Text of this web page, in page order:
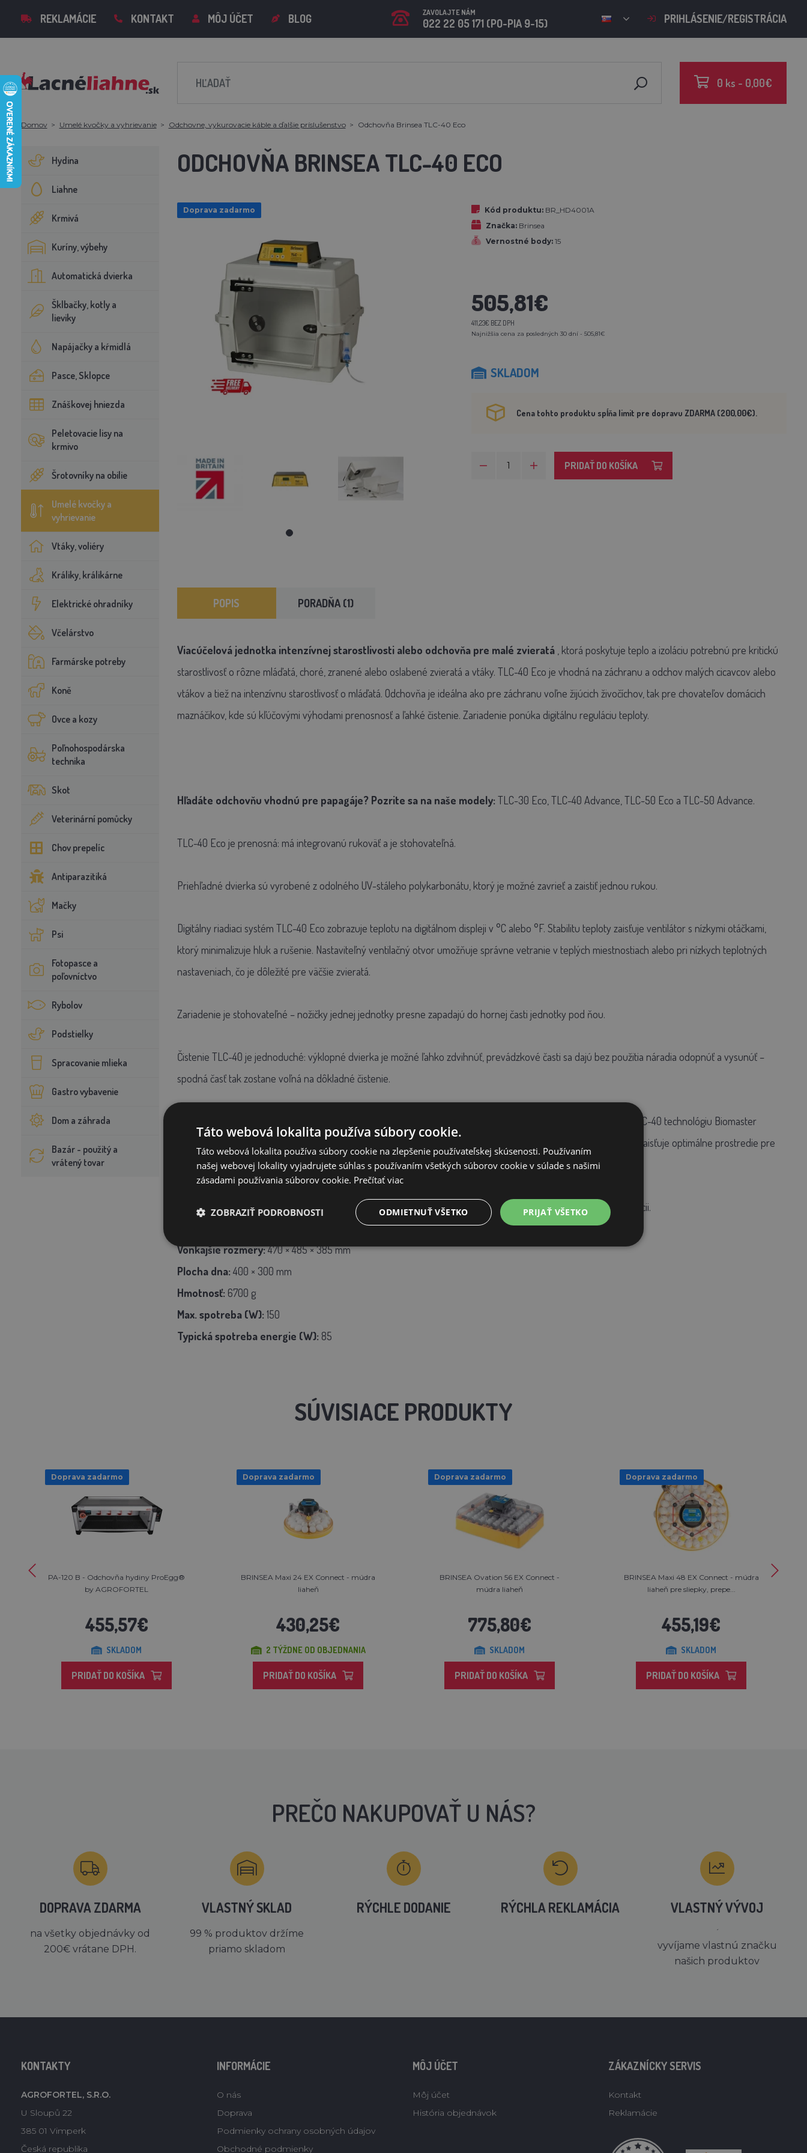
REKLAMÁCIE KONTAKT MÔJ ÚČET BLOG ZAVOLAJTE NÁM
022 22 05 171 (PO-PIA 9-15) PRIHLÁSENIE/REGISTRÁCIA
0 ks - 0,00€
Domov Umelé kvočky a vyhrievanie Odchovne, vykurovacie káble a ďalšie príslušenstvo Odchovňa Brinsea TLC-40 Eco
Hydina
Liahne
Krmivá
Kuríny, výbehy
Automatická dvierka
Šklbačky, kotly a
lieviky
Napájačky a kŕmidlá
Pasce, Sklopce
Znáškovej hniezda
Peletovacie lisy na
krmivo
Šrotovníky na obilie
Umelé kvočky a
vyhrievanie
Vtáky, voliéry
Králiky, králikárne
Elektrické ohradníky
Včelárstvo
Farmárske potreby
Koně
Ovce a kozy
Poľnohospodárska
technika
Skot
Veterinární pomůcky
Chov prepelíc
Antiparazitiká
Mačky
Psi
Fotopasce a
poľovníctvo
Rybolov
Podstielky
Spracovanie mlieka
Gastro vybavenie
Dom a záhrada
Bazár - použitý a
vrátený tovar
ODCHOVŇA BRINSEA TLC-40 ECO
Doprava zadarmo Kód produktu: BR_HD4001A
Značka: Brinsea
Vernostné body: 15
505,81€
411,23€ BEZ DPH
Najnižšia cena za posledných 30 dní - 505,81€
SKLADOM
Cena tohto produktu spĺňa limit pre dopravu ZDARMA (200,00€).
PRIDAŤ DO KOŠÍKA
POPIS PORADŇA (1)
Viacúčelová jednotka intenzívnej starostlivosti alebo odchovňa pre malé zvieratá , ktorá poskytuje teplo a izoláciu potrebnú pre kritickú
starostlivosť o rôzne mláďatá, choré, zranené alebo oslabené zvieratá a vtáky. TLC-40 Eco je vhodná na záchranu a odchov malých cicavcov alebo
vtákov a tiež na intenzívnu starostlivosť o mláďatá. Odchovňa je ideálna ako pre záchranu voľne žijúcich živočíchov, tak pre chovateľov domácich
maznáčikov, kde sú kľúčovými výhodami prenosnosť a ľahké čistenie. Zariadenie ponúka digitálnu reguláciu teploty.
Hľadáte odchovňu vhodnú pre papagáje? Pozrite sa na naše modely: TLC-30 Eco, TLC-40 Advance, TLC-50 Eco a TLC-50 Advance.
TLC-40 Eco je prenosná: má integrovanú rukoväť a je stohovateľná.
Priehľadné dvierka sú vyrobené z odolného UV-stáleho polykarbonátu, ktorý je možné zavrieť a zaistiť jednou rukou.
Digitálny riadiaci systém TLC-40 Eco zobrazuje teplotu na digitálnom displeji v °C alebo °F. Stabilitu teploty zaisťuje ventilátor s nízkymi otáčkami,
ktorý minimalizuje hluk a rušenie. Nastaviteľný ventilačný otvor umožňuje správne vetranie v teplých miestnostiach alebo pri nízkych teplotných
nastaveniach, čo je dôležité pre väčšie zvieratá.
Zariadenie je stohovateľné – nožičky jednej jednotky presne zapadajú do hornej časti jednotky pod ňou.
Čistenie TLC-40 je jednoduché: výklopné dvierka je možné ľahko zdvihnúť, prevádzkové časti sa dajú bez použitia náradia odopnúť a vysunúť –
spodná časť tak zostane voľná na dôkladné čistenie.
Ochrana antimikrobiálnymi prísadami Biomaster – za účelom zníženia rizika infekcie používa Brinsea pri výrobe TLC-40 technológiu Biomaster
Antimicrobial Protection. Biomaster je súčasťou samotného plastu a zabraňuje množeniu škodlivých baktérií, čím zaisťuje optimálne prostredie pre
mláďatá. Preukázateľne znižuje rast baktérií až o 99,99%.
Rovnako ako u všetkých výrobkov Brinsea, aj TLC-40 Eco ponúka 3-ročnú záruku zadarmopri online registrácii.
Vonkajšie rozmery:470 × 485 × 385 mm
Plocha dna: 400 × 300 mm
Hmotnosť: 6700 g
Max. spotreba (W): 150
Typická spotreba energie (W): 85
SÚVISIACE PRODUKTY
Doprava zadarmo
PA-120 B - Odchovňa hydiny ProEgg®
by AGROFORTEL
455,57€
SKLADOM
PRIDAŤ DO KOŠÍKA
Doprava zadarmo
BRINSEA Maxi 24 EX Connect - múdra
liaheň
430,25€
2 TÝŽDNE OD OBJEDNANIA
PRIDAŤ DO KOŠÍKA
Doprava zadarmo
BRINSEA Ovation 56 EX Connect -
múdra liaheň
775,80€
SKLADOM
PRIDAŤ DO KOŠÍKA
Doprava zadarmo
BRINSEA Maxi 48 EX Connect - múdra
liaheň pre sliepky, prepe...
455,19€
SKLADOM
PRIDAŤ DO KOŠÍKA
PREČO NAKUPOVAŤ U NÁS?
DOPRAVA ZDARMA
na všetky objednávky od
200€ vrátane DPH.
VLASTNÝ SKLAD
99 % produktov držíme
priamo skladom
RÝCHLE DODANIE RÝCHLA REKLAMÁCIA VLASTNÝ VÝVOJ
´
vyvíjame vlastnú značku
našich produktov
KONTAKTY
AGROFORTEL, S.R.O.
U Sloupů 22
385 01 Vimperk
Česká republika
INFORMÁCIE
O nás
Doprava
Podmienky ochrany osobných údajov
Obchodné podmienky
MÔJ ÚČET
Môj účet
História objednávok
ZÁKAZNÍCKY SERVIS
Kontakt
Reklamácie
Táto webová lokalita používa súbory cookie.
Táto webová lokalita používa súbory cookie na zlepšenie používateľskej skúsenosti. Používaním
našej webovej lokality vyjadrujete súhlas s používaním všetkých súborov cookie v súlade s našimi
zásadami používania súborov cookie. Prečítať viac
PRIJAŤ VŠETKO
ODMIETNUŤ VŠETKO
ZOBRAZIŤ PODROBNOSTI